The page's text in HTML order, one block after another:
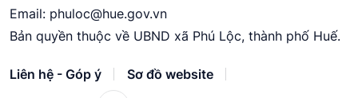
Email: phuloc@hue.gov.vn
Bản quyền thuộc về UBND xã Phú Lộc, thành phố Huế.
Liên hệ - Góp ý Sơ đồ website